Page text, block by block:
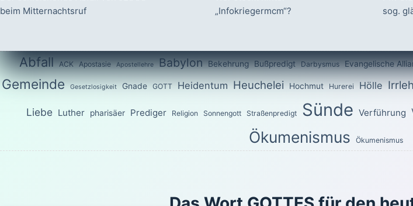
beim Mitternachtsruf
„Infokriegermcm“?
sog.
Abfall ACK Apostasie Apostellehre Babylon Bekehrung Bußpredigt Darbysmus Evangelische
Gemeinde Gesetzlosigkeit Gnade GOTT Heidentum Heuchelei Hochmut Hurerei Hölle
Liebe Luther pharisäer Prediger Religion Sonnengott Straßenpredigt Sünde Verführung
Ökumenismus Ökumenismus